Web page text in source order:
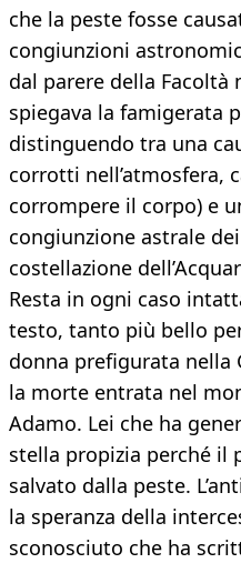
che la peste fosse
congiunzioni
dal parere della Facoltà
spiegava la famigerata
distinguendo tra una
corrotti nell’atmosfera,
corrompere il corpo) e
congiunzione astrale
costellazione
Resta in ogni caso
testo, tanto più bello
donna prefigurata nella
la morte entrata nel
Adamo. Lei che ha
stella propizia perché il
salvato dalla peste.
la speranza della
sconosciuto che ha